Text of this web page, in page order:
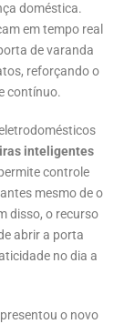
doméstica.
em tempo real
de varanda
reforçando o
contínuo.
inteligentes
controle
mesmo de o
disso, o recurso
abrir a porta
no dia a
o novo